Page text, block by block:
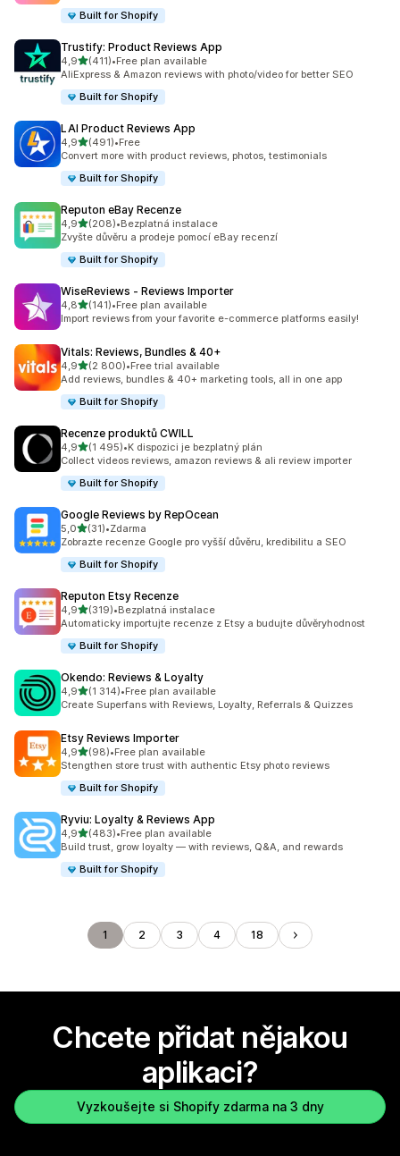
Built for Shopify
Trustify: Product Reviews App
4,9z 5 hvězd
(411)
Celkový počet recenzí: 411
•Free plan available
AliExpress & Amazon reviews with photo/video for better SEO
Built for Shopify
LAI Product Reviews App
4,9z 5 hvězd
(491)
Celkový počet recenzí: 491
•Free
Convert more with product reviews, photos, testimonials
Built for Shopify
Reputon eBay Recenze
4,9z 5 hvězd
(208)
Celkový počet recenzí: 208
•Bezplatná instalace
Zvyšte důvěru a prodeje pomocí eBay recenzí
Built for Shopify
WiseReviews ‑ Reviews Importer
4,8z 5 hvězd
(141)
Celkový počet recenzí: 141
•Free plan available
Import reviews from your favorite e-commerce platforms easily!
Vitals: Reviews, Bundles & 40+
4,9z 5 hvězd
(2 800)
Celkový počet recenzí: 2800
•Free trial available
Add reviews, bundles & 40+ marketing tools, all in one app
Built for Shopify
Recenze produktů CWILL
4,9z 5 hvězd
(1 495)
Celkový počet recenzí: 1495
•K dispozici je bezplatný plán
Collect videos reviews, amazon reviews & ali review importer
Built for Shopify
Google Reviews by RepOcean
5,0z 5 hvězd
(31)
Celkový počet recenzí: 31
•Zdarma
Zobrazte recenze Google pro vyšší důvěru, kredibilitu a SEO
Built for Shopify
Reputon Etsy Recenze
4,9z 5 hvězd
(319)
Celkový počet recenzí: 319
•Bezplatná instalace
Automaticky importujte recenze z Etsy a budujte důvěryhodnost
Built for Shopify
Okendo: Reviews & Loyalty
4,9z 5 hvězd
(1 314)
Celkový počet recenzí: 1314
•Free plan available
Create Superfans with Reviews, Loyalty, Referrals & Quizzes
Etsy Reviews Importer
4,9z 5 hvězd
(98)
Celkový počet recenzí: 98
•Free plan available
Stengthen store trust with authentic Etsy photo reviews
Built for Shopify
Ryviu: Loyalty & Reviews App
4,9z 5 hvězd
(483)
Celkový počet recenzí: 483
•Free plan available
Build trust, grow loyalty — with reviews, Q&A, and rewards
Built for Shopify
1 2 3 4 18
Chcete přidat nějakou
aplikaci?
Vyzkoušejte si Shopify zdarma na 3 dny